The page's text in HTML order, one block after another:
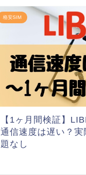
格安SIM
【1ヶ月間検証】
通信速度は遅い？
題なし